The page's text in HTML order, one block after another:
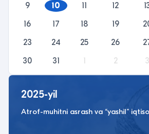
9
10 11 12
16
17 18 19
23
24 25 26
30
31 2 3
2025-yil
Atrof-muhitni asrash va “yashil”